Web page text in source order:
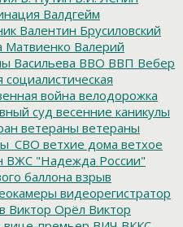
Валдгейм
Валентин Брусиловский
Матвиенко Валерий
Васильева ВВО ВВП Вебер
социалистическая
война велодорожка
суд весенние каникулы
ветераны ветераны
ветхие дома ветхое
ВЖС "Надежда России"
баллона взрыв
видеорегистратор
Виктор Орёл Виктор